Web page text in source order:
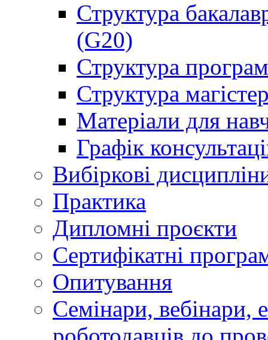
Структура
(G20)
Структура
Структура
Матеріали для
Графік
Вибіркові
Практика
Дипломні проєкти
Сертифікатні
Опитування
Семінари, вебінари,